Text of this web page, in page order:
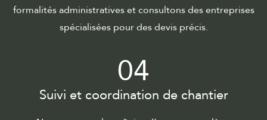
formalités administratives et consultons des entreprises
spécialisées pour des devis précis.
04
Suivi et coordination de chantier